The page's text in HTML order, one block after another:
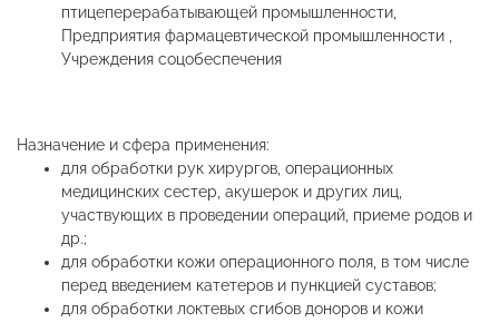
птицеперерабатывающей промышленности,
Предприятия фармацевтической промышленности ,
Учреждения соцобеспечения
Назначение и сфера применения:
для обработки рук хирургов, операционных
медицинских сестер, акушерок и других лиц,
участвующих в проведении операций, приеме родов и
др.;
для обработки кожи операционного поля, в том числе
перед введением катетеров и пункцией суставов;
для обработки локтевых сгибов доноров и кожи